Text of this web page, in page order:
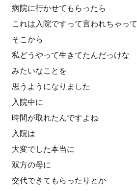
病院に行かせてもらったら
これは入院ですって言われちゃって
そこから
私どうやって生きてたんだっけな
みたいなことを
思うようになりました
入院中に
時間が取れたんですよね
入院は
大変でした本当に
双方の母に
交代できてもらったりとか